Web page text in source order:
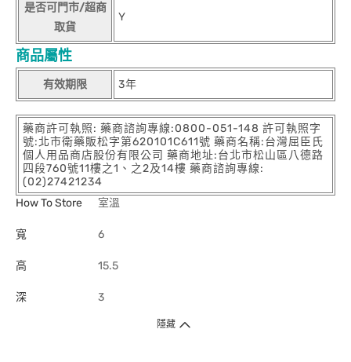
是否可門市/超商
取貨
Y
商品屬性
有效期限 3年
藥商許可執照: 藥商諮詢專線:0800-051-148 許可執照字
號:北市衛藥販松字第620101C611號 藥商名稱:台灣屈臣氏
個人用品商店股份有限公司 藥商地址:台北市松山區八德路
四段760號11樓之1、之2及14樓 藥商諮詢專線:
(02)27421234
How To Store
室溫
寬 6
高 15.5
深 3
隱藏